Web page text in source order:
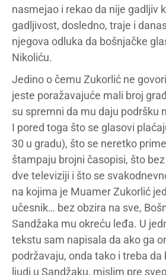
nasmejao i rekao da nije gadljiv
gadljivost, dosledno, traje i
njegova odluka da bošnjačke
Nikoliću.
Jedino o čemu Zukorlić ne
jeste poražavajuće mali broj
su spremni da mu daju podršku
I pored toga što se glasovi
30 u gradu), što se neretko
štampaju brojni časopisi, što
dve televiziji i što se
na kojima je Muamer Zukorlić
učesnik… bez obzira na sve,
Sandžaka mu okreću leđa. U
tekstu sam napisala da ako ga
podržavaju, onda tako i treba da
ljudi u Sandžaku, mislim pre